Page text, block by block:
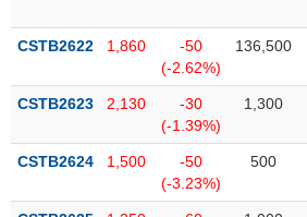
sơ
doanh
Tin
CSTB2622 1,860
-50
(-2.62%)
136,500
CSTB2623 2,130
-30
(-1.39%)
1,300
CSTB2624 1,500
-50
(-3.23%)
500
CÔNG